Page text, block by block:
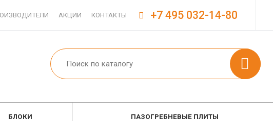
АКЦИИ КОНТАКТЫ +7 495 032-14-80
БЛОКИ ПАЗОГРЕБНЕВЫЕ ПЛИТЫ